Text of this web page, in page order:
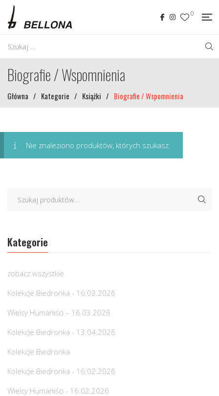
0
Biografie / Wspomnienia
Główna / Kategorie / Książki / Biografie / Wspomnienia
Nie znaleziono produktów, których szukasz.
Kategorie
zobacz wszystkie
Kolekcje Biedronka - 16.03.2026
Wielcy Humaniści – 16.03.2026
Kolekcje Biedronka - 13.04.2026
Kolekcje Biedronka
Kolekcje Biedronka - 16.02.2026
Wielcy Humaniści - 16.02.2026